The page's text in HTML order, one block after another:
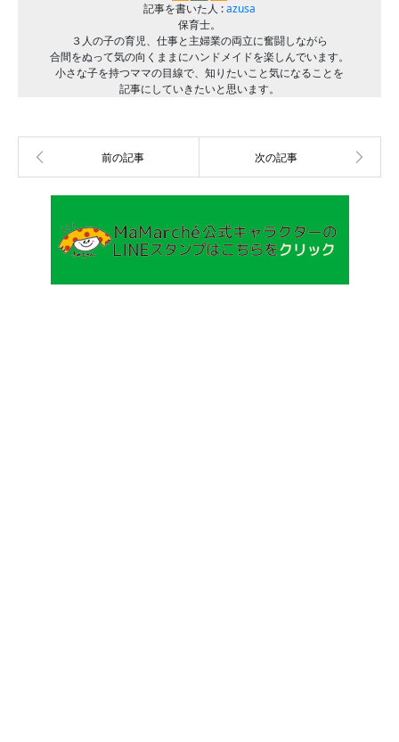
記事を書いた人 :azusa
保育士。
３人の子の育児、仕事と主婦業の両立に奮闘しながら
合間をぬって気の向くままにハンドメイドを楽しんでいます。
小さな子を持つママの目線で、知りたいこと気になることを
記事にしていきたいと思います。